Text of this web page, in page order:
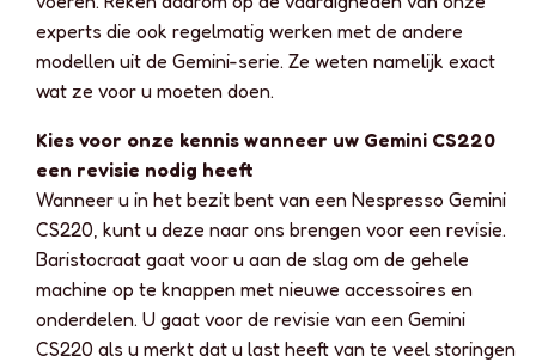
experts die ook regelmatig werken met de andere
modellen uit de Gemini-serie. Ze weten namelijk exact
wat ze voor u moeten doen.
Kies voor onze kennis wanneer uw Gemini CS220
een revisie nodig heeft
Wanneer u in het bezit bent van een Nespresso Gemini
CS220, kunt u deze naar ons brengen voor een revisie.
Baristocraat gaat voor u aan de slag om de gehele
machine op te knappen met nieuwe accessoires en
onderdelen. U gaat voor de revisie van een Gemini
CS220 als u merkt dat u last heeft van te veel storingen